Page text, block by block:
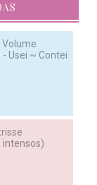
Volume
Usei ~ Contei
intensos)